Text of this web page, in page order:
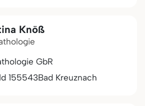
Knöß
GbR
155543Bad Kreuznach